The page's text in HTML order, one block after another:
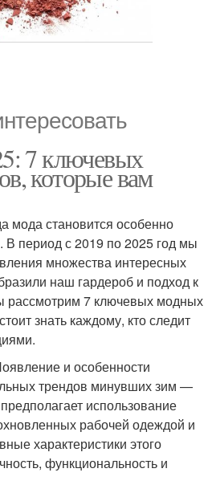
7 ключевых
которые вам
мода становится особенно
В период с 2019 по 2025 год мы
множества интересных
наш гардероб и подход к
рассмотрим 7 ключевых модных
знать каждому, кто следит
и особенности
трендов минувших зим —
использование
рабочей одеждой и
характеристики этого
функциональность и